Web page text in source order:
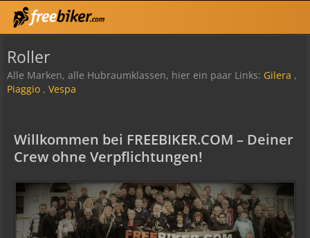
Roller
Alle Marken, alle Hubraumklassen, hier ein paar Links: Gilera ,
Piaggio , Vespa
Willkommen bei FREEBIKER.COM – Deiner
Crew ohne Verpflichtungen!